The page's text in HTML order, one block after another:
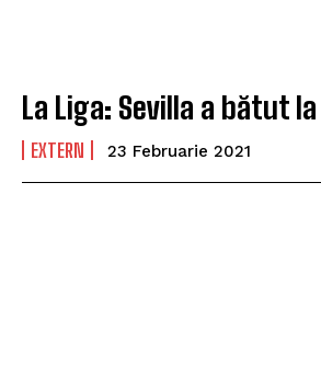
La Liga: Sevilla a bătut
EXTERN 23 Februarie 2021